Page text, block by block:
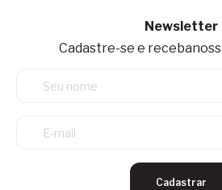
Newsletter
Cadastre-se e receba
Cadastrar